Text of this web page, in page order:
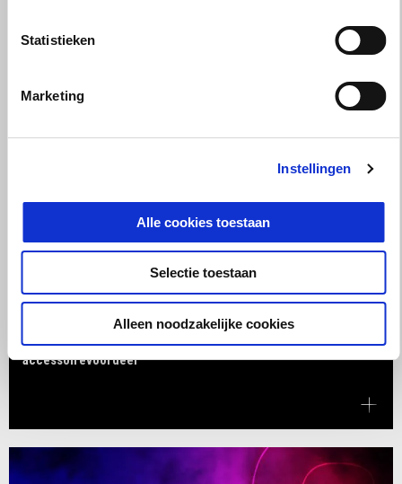
Statistieken
Marketing
Instellingen
Alle cookies toestaan
Selectie toestaan
Alleen noodzakelijke cookies
31 augustus 2026
RSV4 met 2 jaar extra garantie en €1.500 inruil- of
accessoirevoordeel